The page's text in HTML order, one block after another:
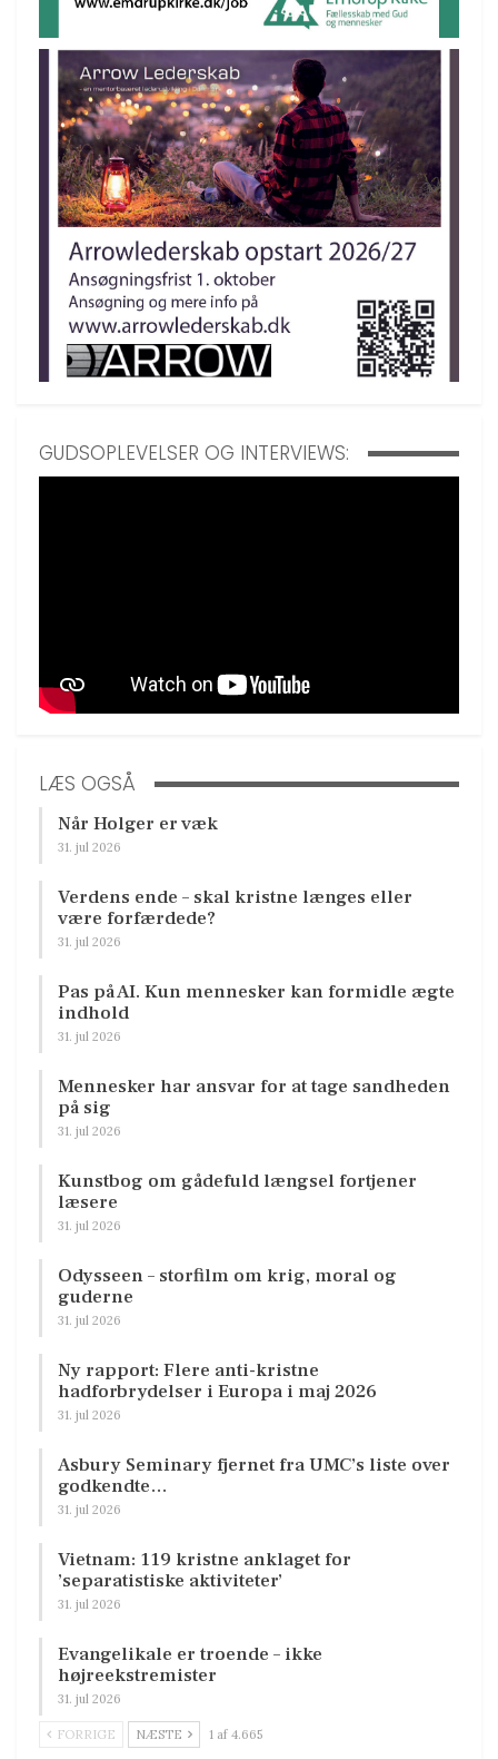
GUDSOPLEVELSER OG INTERVIEWS:
LÆS OGSÅ
Når Holger er væk
31. jul 2026
Verdens ende – skal kristne længes eller
være forfærdede?
31. jul 2026
Pas på AI. Kun mennesker kan formidle ægte
indhold
31. jul 2026
Mennesker har ansvar for at tage sandheden
på sig
31. jul 2026
Kunstbog om gådefuld længsel fortjener
læsere
31. jul 2026
Odysseen – storfilm om krig, moral og
guderne
31. jul 2026
Ny rapport: Flere anti-kristne
hadforbrydelser i Europa i maj 2026
31. jul 2026
Asbury Seminary fjernet fra UMC’s liste over
godkendte…
31. jul 2026
Vietnam: 119 kristne anklaget for
’separatistiske aktiviteter’
31. jul 2026
Evangelikale er troende – ikke
højreekstremister
31. jul 2026
FORRIGE NÆSTE 1 af 4.665